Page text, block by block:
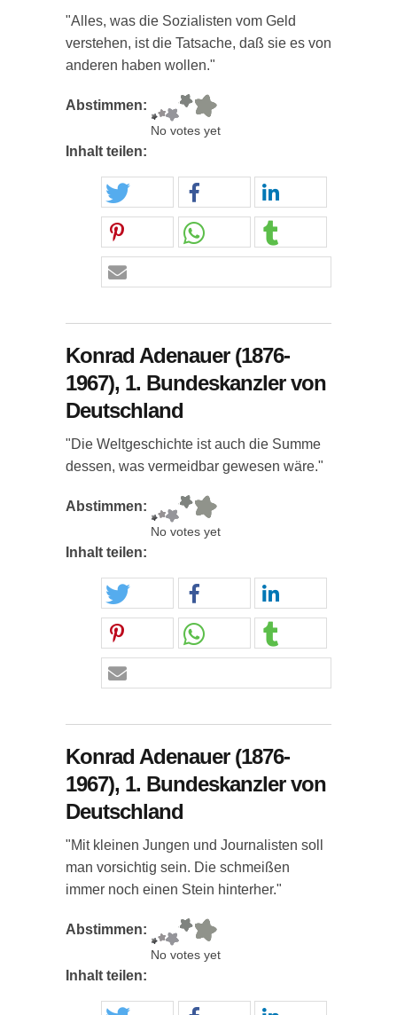
"Alles, was die Sozialisten vom Geld
verstehen, ist die Tatsache, daß sie es von
anderen haben wollen."
Abstimmen:
No votes yet
Inhalt teilen:
Konrad Adenauer (1876-
1967), 1. Bundeskanzler von
Deutschland
"Die Weltgeschichte ist auch die Summe
dessen, was vermeidbar gewesen wäre."
Abstimmen:
No votes yet
Inhalt teilen:
Konrad Adenauer (1876-
1967), 1. Bundeskanzler von
Deutschland
"Mit kleinen Jungen und Journalisten soll
man vorsichtig sein. Die schmeißen
immer noch einen Stein hinterher."
Abstimmen:
No votes yet
Inhalt teilen: